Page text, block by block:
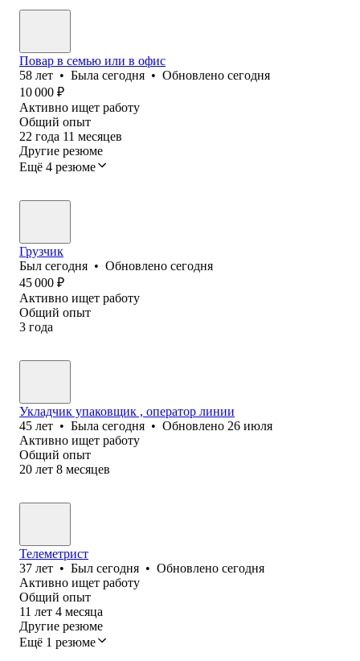
Повар в семью или в офис
58 лет • Была сегодня • Обновлено сегодня
10 000 ₽
Активно ищет работу
Общий опыт
22 года 11 месяцев
Другие резюме
Ещё 4 резюме
Грузчик
Был сегодня • Обновлено сегодня
45 000 ₽
Активно ищет работу
Общий опыт
3 года
Укладчик упаковщик , оператор линии
45 лет • Была сегодня • Обновлено 26 июля
Активно ищет работу
Общий опыт
20 лет 8 месяцев
Телеметрист
37 лет • Был сегодня • Обновлено сегодня
Активно ищет работу
Общий опыт
11 лет 4 месяца
Другие резюме
Ещё 1 резюме